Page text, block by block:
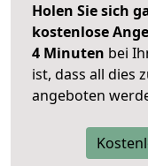
Holen Sie sich
kostenlose
4 Minuten bei
ist, dass all dies
angeboten